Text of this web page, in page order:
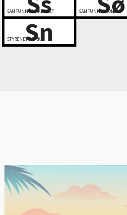
SAMFUNNSSIKKERHET SAMFUNNSØKONOMI
Sn
STYRENETTVERK